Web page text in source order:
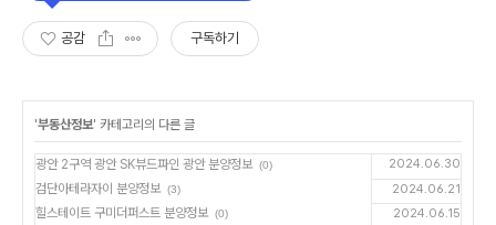
공감 구독하기
'부동산정보' 카테고리의 다른 글
광안 2구역 광안 SK뷰드파인 광안 분양정보 (0) 2024.06.30
검단아테라자이 분양정보 (3) 2024.06.21
힐스테이트 구미더퍼스트 분양정보 (0) 2024.06.15